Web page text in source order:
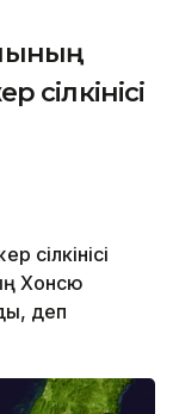
сілкінісі
сілкінісі
Хонсю
деп